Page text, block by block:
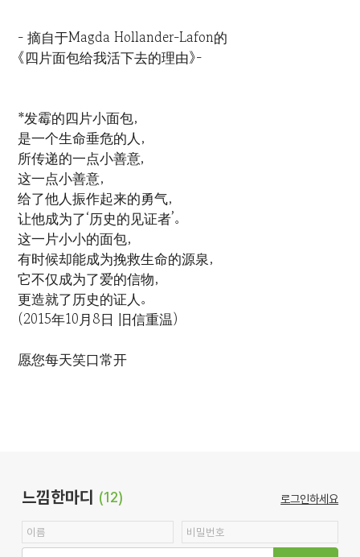
- 摘自于Magda Hollander-Lafon的
《四片面包给我活下去的理由》-
*发霉的四片小面包，
是一个生命垂危的人，
所传递的一点小善意,
这一点小善意，
给了他人振作起来的勇气，
让他成为了‘历史的见证者’。
这一片小小的面包，
有时候却能成为挽救生命的源泉，
它不仅成为了爱的信物，
更造就了历史的证人。
(2015年10月8日 旧信重温)
愿您每天笑口常开
느낌한마디 (12) 로그인하세요